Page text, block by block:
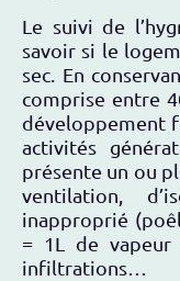
Le suivi de
savoir si le
sec. En
comprise entre
développement
activités
présente un ou
ventilation,
inapproprié
= 1L de vapeur
infiltrations…